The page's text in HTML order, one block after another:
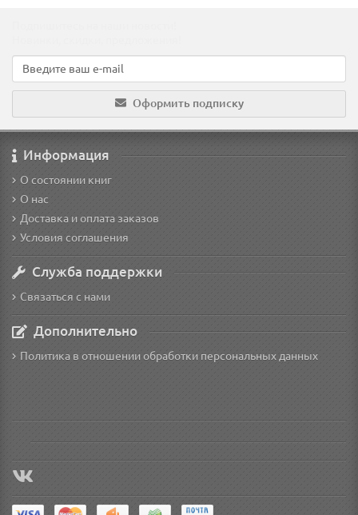
Оформить подписку
Информация
О состоянии книг
О нас
Доставка и оплата заказов
Условия соглашения
Служба поддержки
Связаться с нами
Дополнительно
Политика в отношении обработки персональных данных